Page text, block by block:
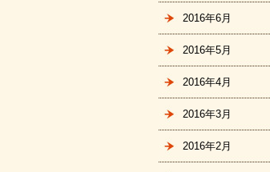
2016年6月
2016年5月
2016年4月
2016年3月
2016年2月